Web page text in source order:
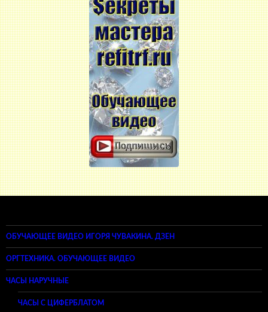
ОБУЧАЮЩЕЕ ВИДЕО ИГОРЯ ЧУВАКИНА. ДЗЕН
ОРГТЕХНИКА. ОБУЧАЮЩЕЕ ВИДЕО
ЧАСЫ НАРУЧНЫЕ
ЧАСЫ С ЦИФЕРБЛАТОМ